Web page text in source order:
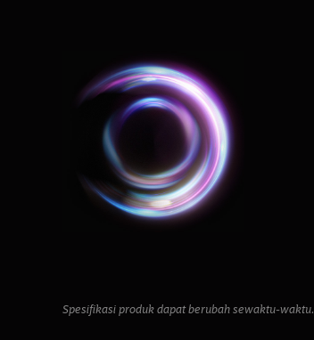
Spesifikasi produk dapat berubah sewaktu-waktu.